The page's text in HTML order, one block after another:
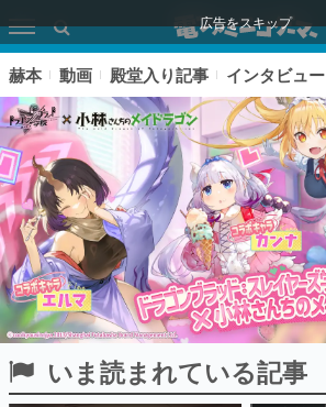
広告をスキップ
ピックアップ
赫本 動画 殿堂入り記事 インタビュー
いま読まれている記事